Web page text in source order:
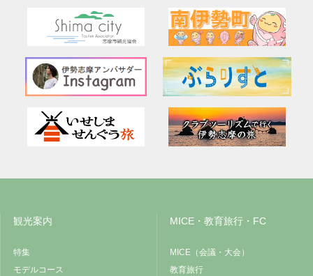
観光案内
特集
モデルコース
MICE・教育旅行・FC
MICE（会議・大会）
教育旅行